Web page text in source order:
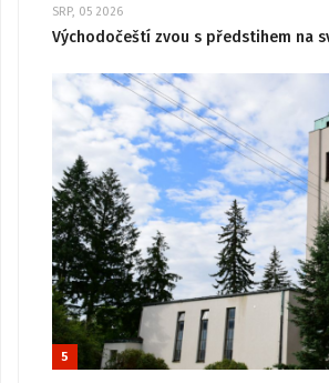
SRP, 05 2026
Východočeští zvou s předstihem na
5